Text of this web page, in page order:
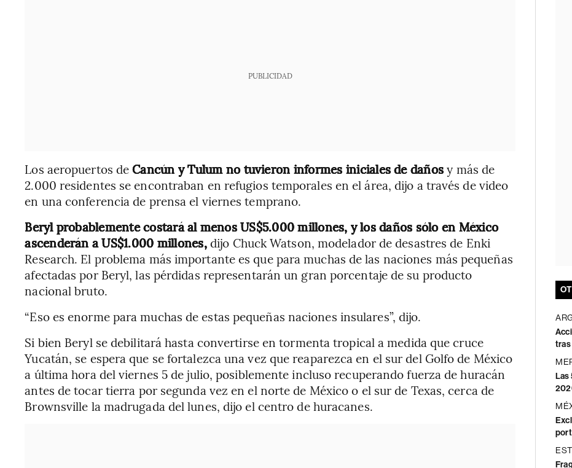
PUBLICIDAD
Los aeropuertos deCancún y Tulum no tuvieron informes iniciales de dañosy más de
2.000 residentes se encontraban en refugios temporales en el área, dijo a través de video
en una conferencia de prensa el viernes temprano.
Beryl probablemente costará al menos US$5.000 millones, y los daños sólo en México
ascenderán a US$1.000 millones,dijo Chuck Watson, modelador de desastres de Enki
Research. El problema más importante es que para muchas de las naciones más pequeñas
afectadas por Beryl, las pérdidas representarán un gran porcentaje de su producto
nacional bruto.
“Eso es enorme para muchas de estas pequeñas naciones insulares”, dijo.
Si bien Beryl se debilitará hasta convertirse en tormenta tropical a medida que cruce
Yucatán, se espera que se fortalezca una vez que reaparezca en el sur del Golfo de México
a última hora del viernes 5 de julio, posiblemente incluso recuperando fuerza de huracán
antes de tocar tierra por segunda vez en el norte de México o el sur de Texas, cerca de
Brownsville la madrugada del lunes, dijo el centro de huracanes.
tras
Las